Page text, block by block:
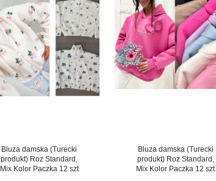
Bluza damska (Turecki
produkt) Roz Standard,
Mix Kolor Paczka 12 szt
Bluza damska (Turecki
produkt) Roz Standard,
Mix Kolor Paczka 12 szt